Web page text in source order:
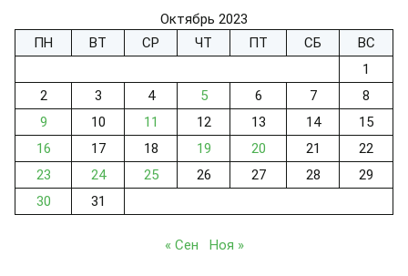
Октябрь 2023
ПН
ВТ СР ЧТ ПТ СБ
ВС
1
2
3 4 5 6 7
8
9
10 11 12 13 14
15
16
17 18 19 20 21
22
23
24 25 26 27 28
29
30
31
« Сен Ноя »